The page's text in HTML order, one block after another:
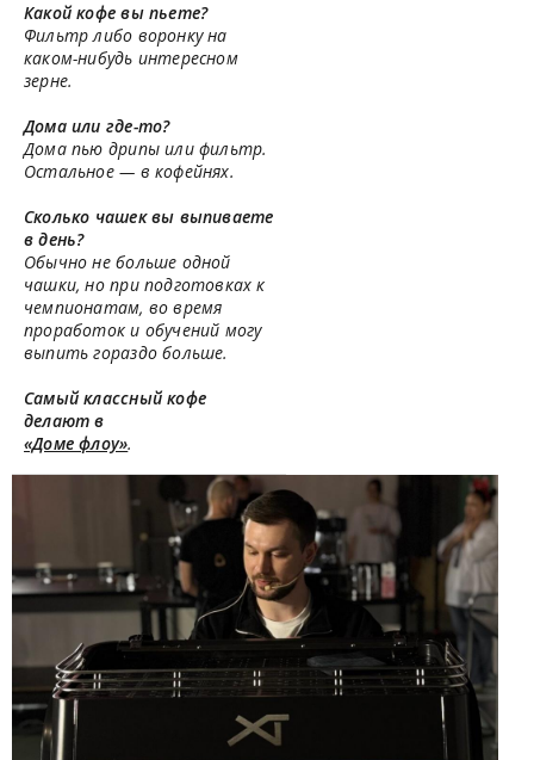
Какой кофе вы пьете?
Фильтр либо воронку на
каком-нибудь интересном
зерне.
Дома или где-то?
Дома пью дрипы или фильтр.
Остальное — в кофейнях.
Сколько чашек вы выпиваете
в день?
Обычно не больше одной
чашки, но при подготовках к
чемпионатам, во время
проработок и обучений могу
выпить гораздо больше.
Самый классный кофе
делают в
«Доме флоу».